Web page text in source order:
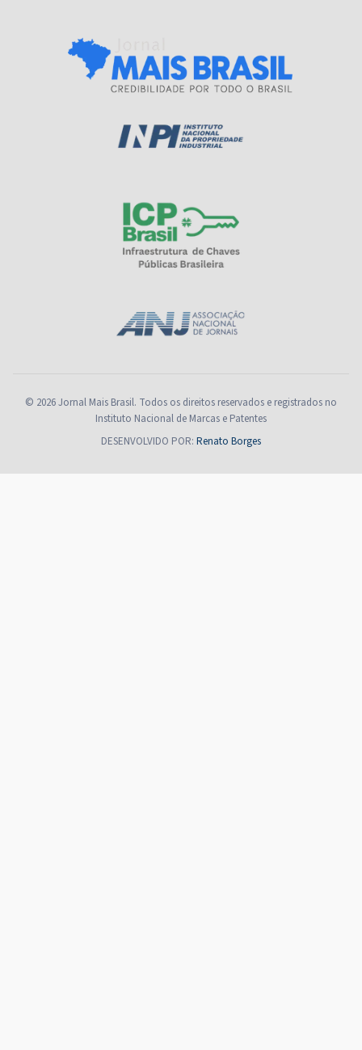
© 2026 Jornal Mais Brasil. Todos os direitos reservados e registrados no
Instituto Nacional de Marcas e Patentes
DESENVOLVIDO POR: Renato Borges